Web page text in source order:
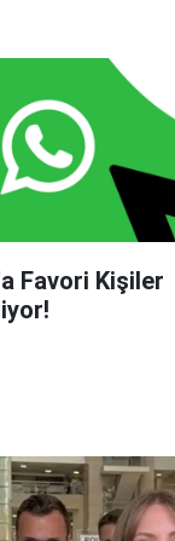
Favori Kişiler